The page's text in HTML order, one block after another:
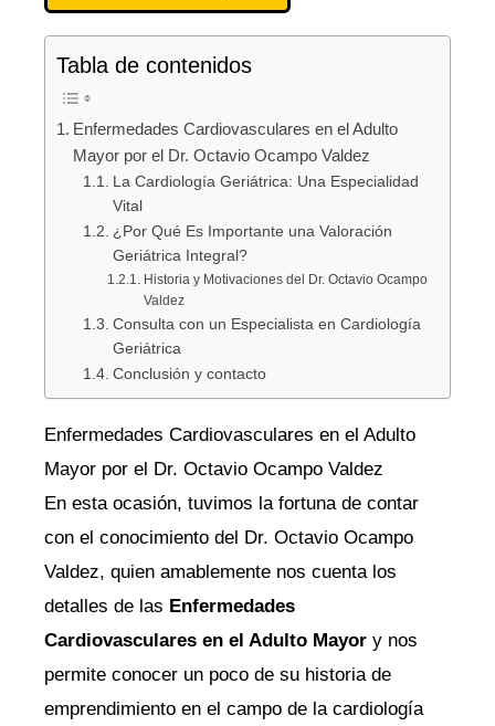
Tabla de contenidos
Enfermedades Cardiovasculares en el Adulto
Mayor por el Dr. Octavio Ocampo Valdez
La Cardiología Geriátrica: Una Especialidad
Vital
¿Por Qué Es Importante una Valoración
Geriátrica Integral?
Historia y Motivaciones del Dr. Octavio Ocampo
Valdez
Consulta con un Especialista en Cardiología
Geriátrica
Conclusión y contacto
Enfermedades Cardiovasculares en el Adulto
Mayor por el Dr. Octavio Ocampo Valdez
En esta ocasión, tuvimos la fortuna de contar
con el conocimiento del Dr. Octavio Ocampo
Valdez, quien amablemente nos cuenta los
detalles de las Enfermedades
Cardiovasculares en el Adulto Mayor y nos
permite conocer un poco de su historia de
emprendimiento en el campo de la cardiología